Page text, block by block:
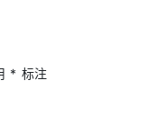
* 标注